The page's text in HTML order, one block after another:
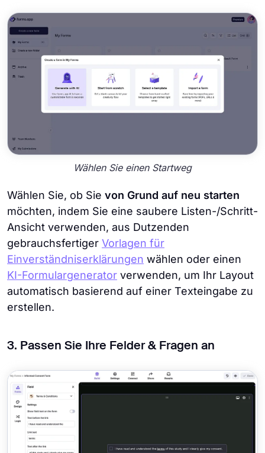
Wählen Sie einen Startweg
Wählen Sie, ob Sie von Grund auf neu starten
möchten, indem Sie eine saubere Listen-/Schritt-
Ansicht verwenden, aus Dutzenden
gebrauchsfertiger Vorlagen für
Einverständniserklärungen wählen oder einen
KI-Formulargenerator verwenden, um Ihr Layout
automatisch basierend auf einer Texteingabe zu
erstellen.
3. Passen Sie Ihre Felder & Fragen an